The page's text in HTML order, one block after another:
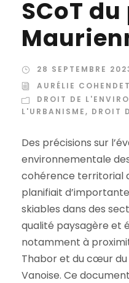
SCoT
28 SEPTEMBRE
AURÉLIE COHENDET
DROIT DE
L'URBANISME, DROIT
Des précisions sur
environnementale
cohérence territorial
planifiait
skiables dans des
qualité paysagère et
notamment à
Thabor et du cœur
Vanoise. Ce